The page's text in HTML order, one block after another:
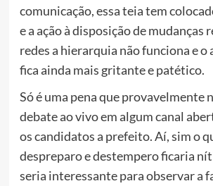
comunicação, essa teia tem
e a ação à disposição de mudanças
redes a hierarquia não funciona e
fica ainda mais gritante e patético.
Só é uma pena que provavelmente
debate ao vivo em algum canal
os candidatos a prefeito. Aí, sim o
despreparo e destempero ficaria
seria interessante para observar a